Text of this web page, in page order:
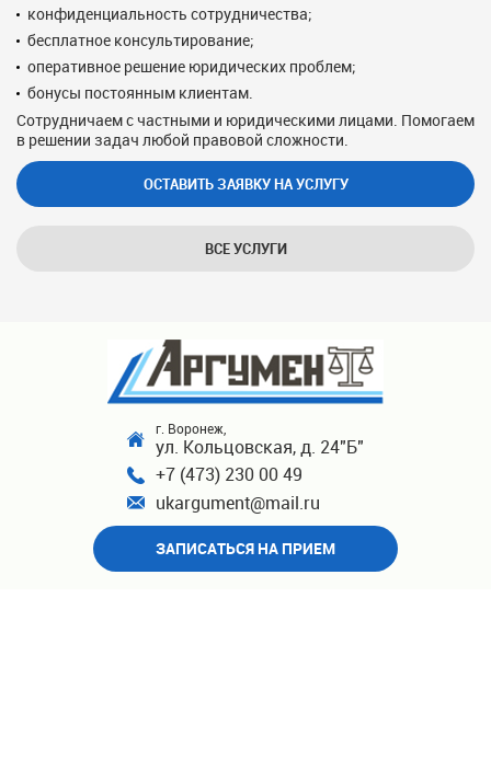
конфиденциальность сотрудничества;
бесплатное консультирование;
оперативное решение юридических проблем;
бонусы постоянным клиентам.
Сотрудничаем с частными и юридическими лицами. Помогаем
в решении задач любой правовой сложности.
ОСТАВИТЬ ЗАЯВКУ НА УСЛУГУ
ВСЕ УСЛУГИ
г. Воронеж,
ул. Кольцовская, д. 24"Б"
+7 (473) 230 00 49
ukargument@mail.ru
ЗАПИСАТЬСЯ НА ПРИЕМ